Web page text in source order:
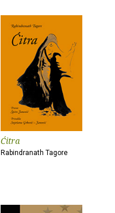
Ćitra
Rabindranath Tagore